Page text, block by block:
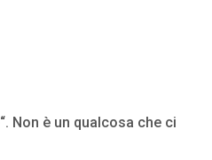
“. Non è un qualcosa che ci